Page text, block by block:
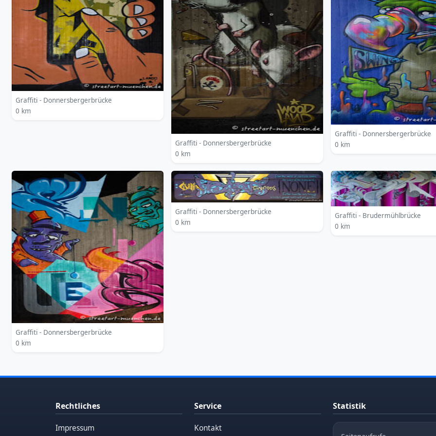
Graffiti - Donnersbergerbrücke
0 km
Graffiti - Donnersbergerbrücke
0 km
Graffiti - Donnersbergerbrücke
0 km
Graffiti - Donnersbergerbrücke
0 km
Graffiti - Donnersbergerbrücke
0 km
Graffiti - Brudermühlbrücke
0 km
Rechtliches
Impressum
Service
Kontakt
Statistik